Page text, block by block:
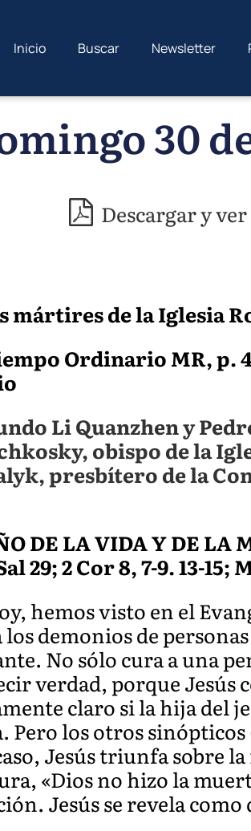
Inicio Buscar Newsletter
30
Descargar y
mártires de la Iglesia
Ordinario MR, p.
Li Quanzhen y
obispo de la
presbítero de la
DE LA VIDA Y DE LA
29; 2 Cor 8, 7-9. 13-15;
hemos visto en el
demonios de
No sólo cura a una
verdad, porque Jesús
claro si la hija del
los otros sinópticos
Jesús triunfa sobre
«Dios no hizo la
Jesús se revela